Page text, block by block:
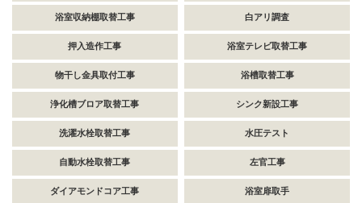
浴室収納棚取替工事 白アリ調査
押入造作工事 浴室テレビ取替工事
物干し金具取付工事 浴槽取替工事
浄化槽ブロア取替工事 シンク新設工事
洗濯水栓取替工事 水圧テスト
自動水栓取替工事 左官工事
ダイアモンドコア工事 浴室扉取手